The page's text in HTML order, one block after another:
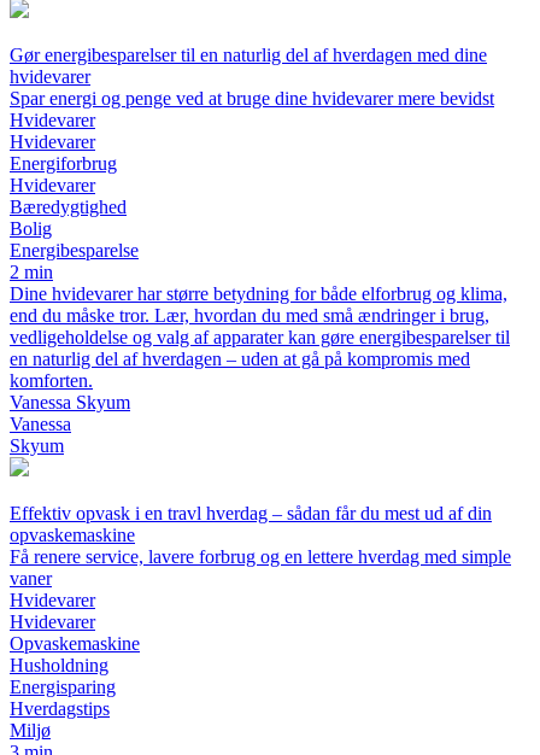
Gør energibesparelser til en naturlig del af hverdagen med dine
hvidevarer
Spar energi og penge ved at bruge dine hvidevarer mere bevidst
Hvidevarer
Hvidevarer
Energiforbrug
Hvidevarer
Bæredygtighed
Bolig
Energibesparelse
2 min
Dine hvidevarer har større betydning for både elforbrug og klima,
end du måske tror. Lær, hvordan du med små ændringer i brug,
vedligeholdelse og valg af apparater kan gøre energibesparelser til
en naturlig del af hverdagen – uden at gå på kompromis med
komforten.
Vanessa Skyum
Vanessa
Skyum
Effektiv opvask i en travl hverdag – sådan får du mest ud af din
opvaskemaskine
Få renere service, lavere forbrug og en lettere hverdag med simple
vaner
Hvidevarer
Hvidevarer
Opvaskemaskine
Husholdning
Energisparing
Hverdagstips
Miljø